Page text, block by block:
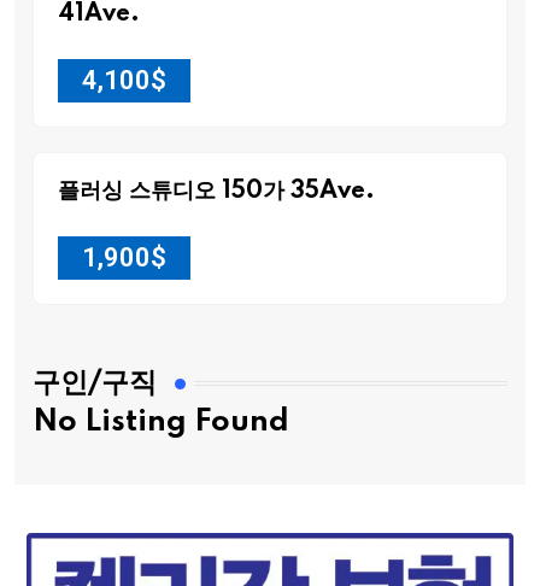
41Ave.
4,100$
플러싱 스튜디오 150가 35Ave.
1,900$
구인/구직
No Listing Found